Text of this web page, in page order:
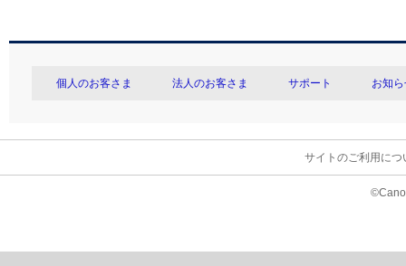
個人のお客さま 法人のお客さま サポート お知
サイトのご利用につ